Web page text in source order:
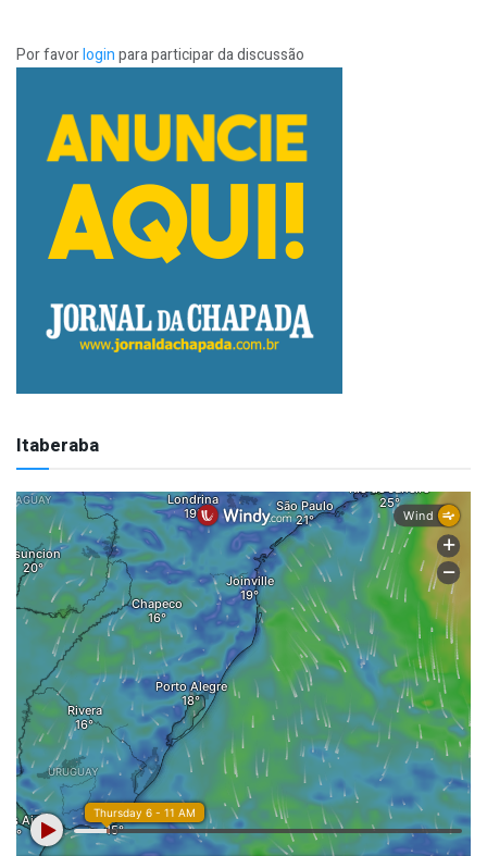
Por favorloginpara participar da discussão
Itaberaba